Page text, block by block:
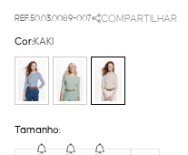
REF.50.03.0089-007 COMPARTILHAR
Cor:KAKI
Tamanho: